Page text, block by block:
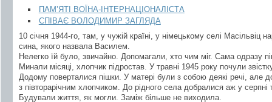
ПАМ’ЯТІ ВОЇНА-ІНТЕРНАЦІОНАЛІСТА
СПІВАЄ ВОЛОДИМИР ЗАГЛЯДА
10 січня 1944-го, там, у чужій країні, у німецькому селі Масільвіц
сина, якого назвала Василем.
Нелегко їй було, звичайно. Допомагали, хто чим міг. Сама одразу
Минали місяці, хлопчик підростав. У травні 1945 року почули
Додому поверталися пішки. У матері були з собою деякі речі, але
з півторарічним хлопчиком. До рідного села добралися аж у серпні
Будували життя, як могли. Заміж більше не виходила.